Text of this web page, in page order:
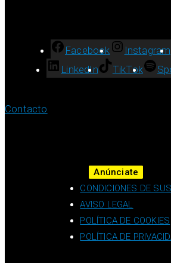
Facebook Instagram
LinkedIn
TikTok
Contacto
Anúnciate
CONDICIONES DE
AVISO LEGAL
POLÍTICA DE COOKIES
POLÍTICA DE